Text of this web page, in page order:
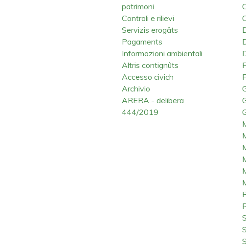
patrimoni
Controli e rilievi
Servizis erogâts
Pagaments
Informazioni ambientali
Altris contignûts
Accesso civich
Archivio
ARERA - delibera
444/2019